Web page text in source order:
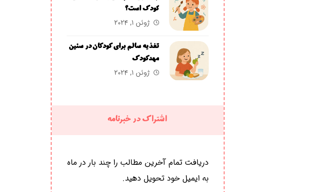
کودک است؟
ژوئن ۱, ۲۰۲۴
تغذیه سالم برای کودکان در سنین
مهدکودک
ژوئن ۱, ۲۰۲۴
اشتراک در خبرنامه
دریافت تمام آخرین مطالب را چند بار در ماه
به ایمیل خود تحویل دهید.